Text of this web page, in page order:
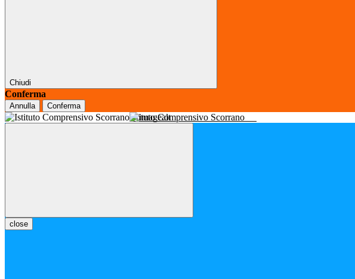
Chiudi
Conferma
Annulla Conferma
Istituto Comprensivo Scorrano
close